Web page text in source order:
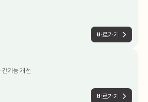
바로가기
기능 개선
바로가기